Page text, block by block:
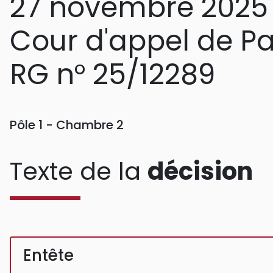
Cour d'appel de
RG n° 25/12289
Pôle 1 - Chambre 2
Texte de la décision
Entête